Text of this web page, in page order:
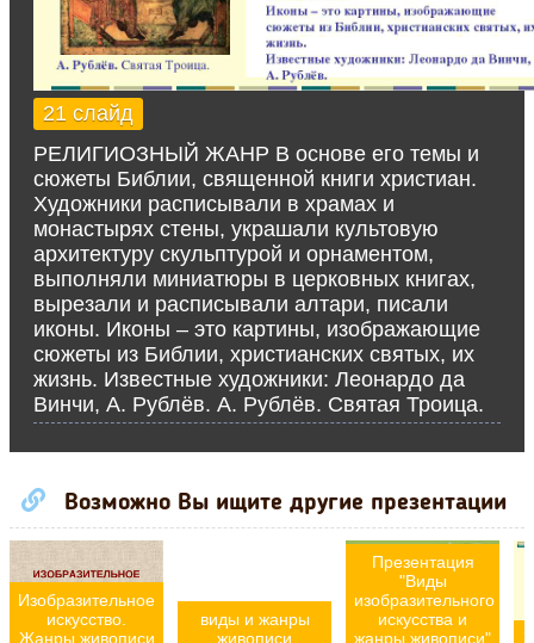
21 слайд
РЕЛИГИОЗНЫЙ ЖАНР В основе его темы и
сюжеты Библии, священной книги христиан.
Художники расписывали в храмах и
монастырях стены, украшали культовую
архитектуру скульптурой и орнаментом,
выполняли миниатюры в церковных книгах,
вырезали и расписывали алтари, писали
иконы. Иконы – это картины, изображающие
сюжеты из Библии, христианских святых, их
жизнь. Известные художники: Леонардо да
Винчи, А. Рублёв. А. Рублёв. Святая Троица.
Возможно Вы ищите другие презентации
Изобразительное
искусство.
Жанры живописи
виды и жанры
живописи
Презентация
"Виды
изобразительного
искусства и
жанры живописи"